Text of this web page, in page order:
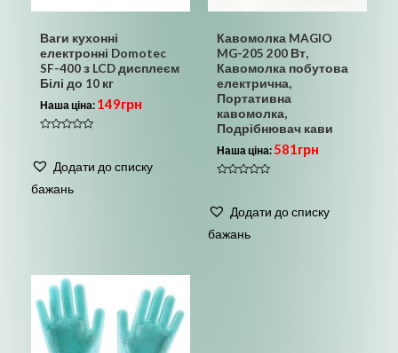
Ваги кухонні
електронні Domotec
SF-400 з LCD дисплеєм
Білі до 10 кг
Наша ціна: 149грн
з
Додати до списку
бажань
Кавомолка MAGIO
MG-205 200 Вт,
Кавомолка побутова
електрична,
Портативна
кавомолка,
Подрібнювач кави
Наша ціна: 581грн
з
Додати до списку
бажань